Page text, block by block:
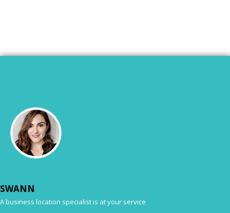
SWANN
A business location specialist is at your service